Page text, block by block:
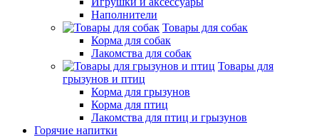
Наполнители
Товары для собак
Корма для собак
Лакомства для собак
Товары для
грызунов и птиц
Корма для грызунов
Корма для птиц
Лакомства для птиц и грызунов
Горячие напитки